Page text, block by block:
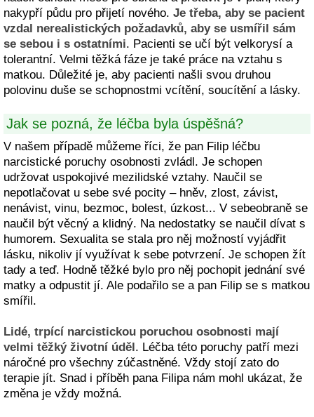
nakypří půdu pro přijetí nového. Je třeba, aby se pacient
vzdal nerealistických požadavků, aby se usmířil sám
se sebou i s ostatními. Pacienti se učí být velkorysí a
tolerantní. Velmi těžká fáze je také práce na vztahu s
matkou. Důležité je, aby pacienti našli svou druhou
polovinu duše se schopnostmi vcítění, soucítění a lásky.
Jak se pozná, že léčba byla úspěšná?
V našem případě můžeme říci, že pan Filip léčbu
narcistické poruchy osobnosti zvládl. Je schopen
udržovat uspokojivé mezilidské vztahy. Naučil se
nepotlačovat u sebe své pocity – hněv, zlost, závist,
nenávist, vinu, bezmoc, bolest, úzkost... V sebeobraně se
naučil být věcný a klidný. Na nedostatky se naučil dívat s
humorem. Sexualita se stala pro něj možností vyjádřit
lásku, nikoliv jí využívat k sebe potvrzení. Je schopen žít
tady a teď. Hodně těžké bylo pro něj pochopit jednání své
matky a odpustit jí. Ale podařilo se a pan Filip se s matkou
smířil.
Lidé, trpící narcistickou poruchou osobnosti mají
velmi těžký životní úděl. Léčba této poruchy patří mezi
náročné pro všechny zúčastněné. Vždy stojí zato do
terapie jít. Snad i příběh pana Filipa nám mohl ukázat, že
změna je vždy možná.